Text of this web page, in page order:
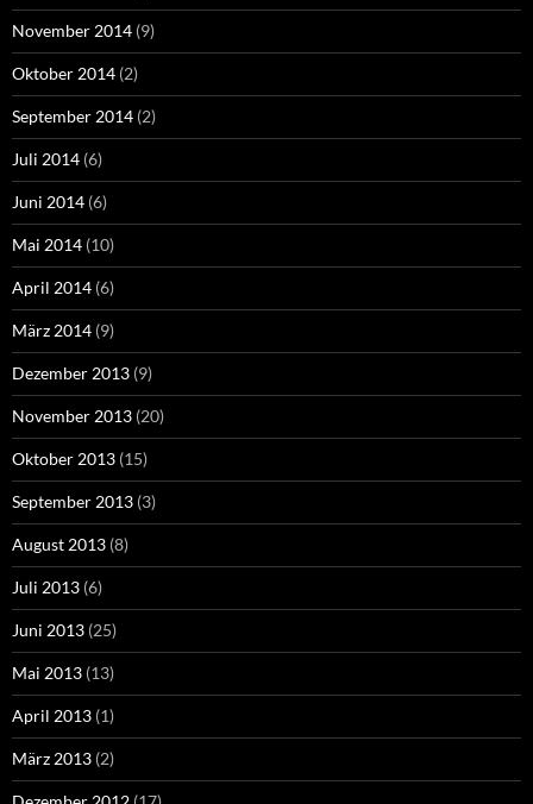
November 2014 (9)
Oktober 2014 (2)
September 2014 (2)
Juli 2014 (6)
Juni 2014 (6)
Mai 2014 (10)
April 2014 (6)
März 2014 (9)
Dezember 2013 (9)
November 2013 (20)
Oktober 2013 (15)
September 2013 (3)
August 2013 (8)
Juli 2013 (6)
Juni 2013 (25)
Mai 2013 (13)
April 2013 (1)
März 2013 (2)